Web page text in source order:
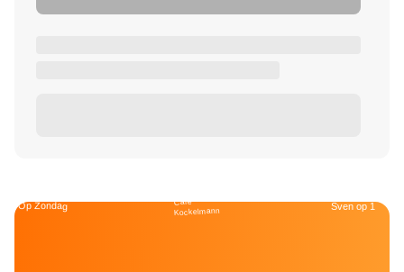
Op Zondag Café
Kockelmann Sven op 1